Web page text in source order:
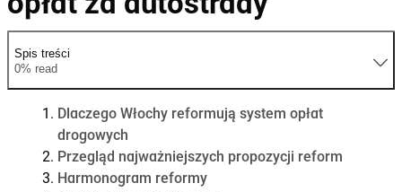
Spis treści
0% read
Dlaczego Włochy reformują system opłat
drogowych
Przegląd najważniejszych propozycji reform
Harmonogram reformy